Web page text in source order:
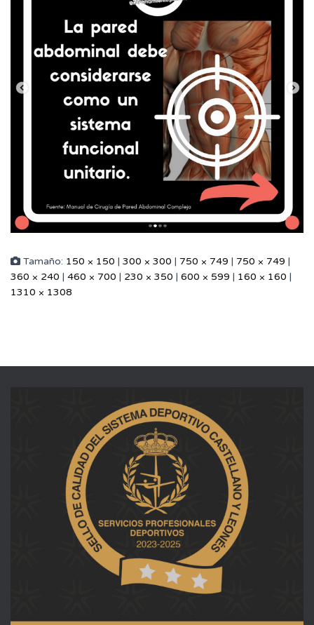
Tamaño: 150 × 150 | 300 × 300 | 750 × 749 | 750 × 749 |
360 × 240 | 460 × 700 | 230 × 350 | 600 × 599 | 160 × 160 |
1310 × 1308